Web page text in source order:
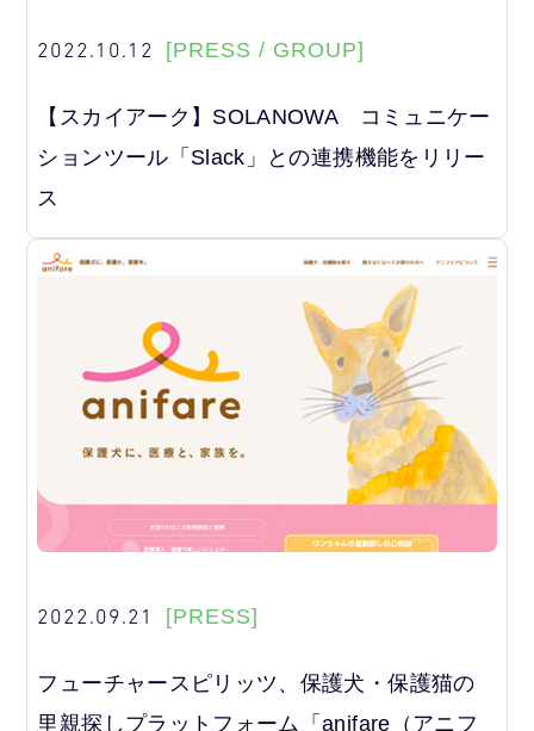
2022.10.12 [PRESS / GROUP]
【スカイアーク】SOLANOWA コミュニケー
ションツール「Slack」との連携機能をリリー
ス
2022.09.21 [PRESS]
フューチャースピリッツ、保護犬・保護猫の
里親探しプラットフォーム「anifare（アニフ